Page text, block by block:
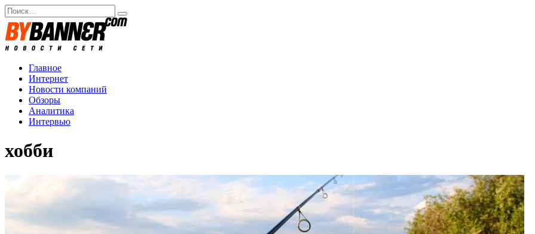
Перейти
к
содержанию
Search
for:
Главное
Интернет
Новости компаний
Обзоры
Аналитика
Интервью
хобби